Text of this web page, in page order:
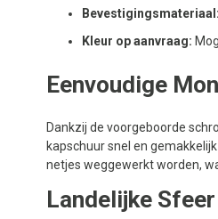
Bevestigingsmateriaal:
Kleur op aanvraag:
Eenvoudige
Dankzij de voorgeboorde
kapschuur snel en
netjes weggewerkt worden,
Landelijke